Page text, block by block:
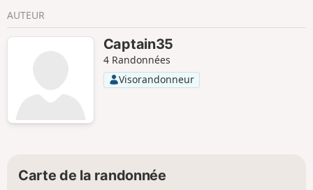
AUTEUR
Captain35
4 Randonnées
Visorandonneur
Carte de la randonnée